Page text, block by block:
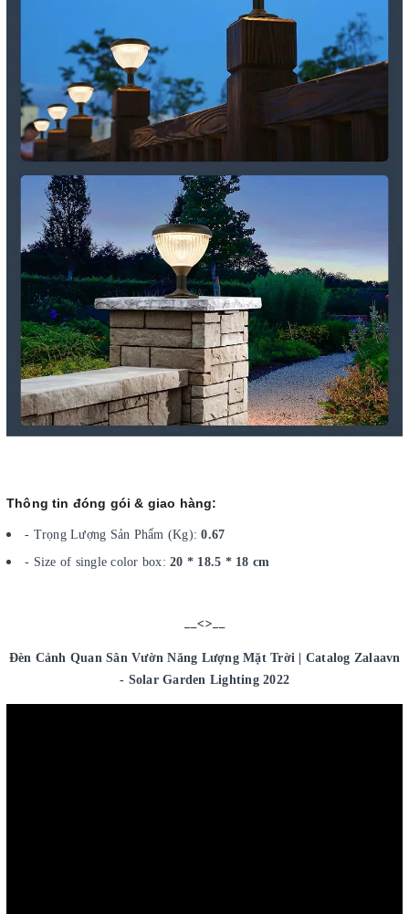
Thông tin đóng gói & giao hàng:
- Trọng Lượng Sản Phẩm (Kg):0.67
- Size of single color box: 20 * 18.5 * 18 cm
__<>__
Đèn Cảnh Quan Sân Vườn Năng Lượng Mặt Trời | Catalog Zalaavn
- Solar Garden Lighting 2022